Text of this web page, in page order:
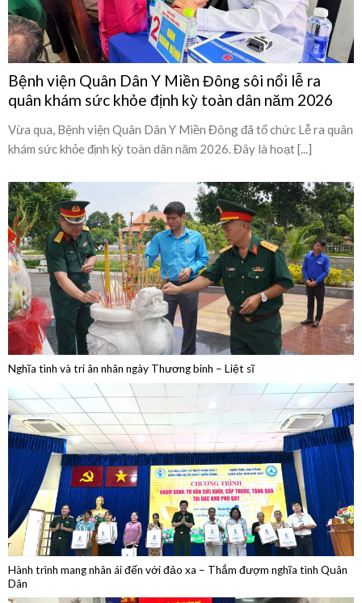
Bệnh viện Quân Dân Y Miền Đông sôi nổi lễ ra
quân khám sức khỏe định kỳ toàn dân năm 2026
Vừa qua, Bệnh viện Quân Dân Y Miền Đông đã tổ chức Lễ ra quân
khám sức khỏe định kỳ toàn dân năm 2026. Đây là hoạt [...]
Nghĩa tình và tri ân nhân ngày Thương binh – Liệt sĩ
Hành trình mang nhân ái đến với đảo xa – Thắm đượm nghĩa tình Quân
Dân